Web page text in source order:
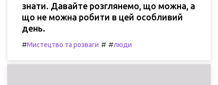
знати. Давайте розглянемо, що можна, а
що не можна робити в цей особливий
день.
#Мистецтво та розваги # #люди